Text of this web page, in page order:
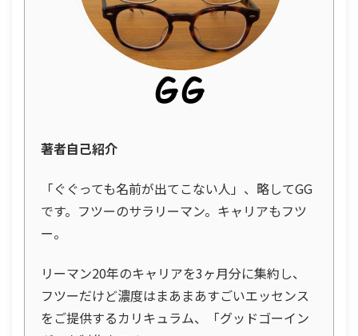
著者自己紹介
「ぐぐっても名前が出てこない人」、略してGG
です。フツーのサラリーマン。キャリアもフツ
ー。
リーマン20年のキャリアを3ヶ月分に集約し、
フツーだけど濃度はまあまあすごいエッセンス
をご提供するカリキュラム、「グッドゴーイン